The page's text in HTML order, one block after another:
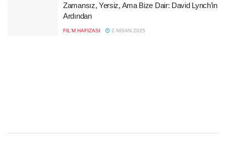
Zamansız, Yersiz, Ama Bize Dair: David Lynch’in
Ardından
FIL'M HAFIZASI 2 NISAN 2025